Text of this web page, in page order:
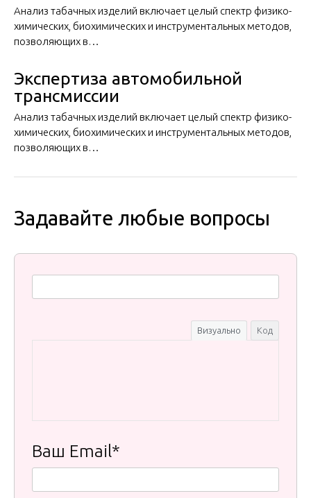
Анализ табачных изделий включает целый спектр физико-
химических, биохимических и инструментальных методов,
позволяющих в…
Экспертиза автомобильной
трансмиссии
Анализ табачных изделий включает целый спектр физико-
химических, биохимических и инструментальных методов,
позволяющих в…
Задавайте любые вопросы
Визуально Код
Ваш Email*